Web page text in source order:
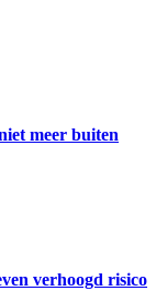
meer buiten
verhoogd risico